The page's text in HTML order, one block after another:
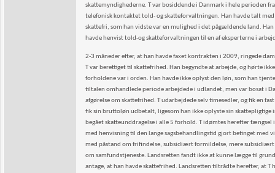
skattemyndighederne. T var bosiddende i Danmark i hele perioden
telefonisk kontaktet told- og skatteforvaltningen. Han havde talt
skattefri, som han vidste var en mulighed i det pågældende land.
havde henvist told-og skatteforvaltningen til en af eksperterne i
2-3 måneder efter, at han havde faxet kontrakten i 2009, ringede
T var berettiget til skattefrihed. Han begyndte at arbejde, og hørte
forholdene var i orden. Han havde ikke oplyst den løn, som han
tiltalen omhandlede periode arbejdede i udlandet, men var bosat i
afgørelse om skattefrihed. T udarbejdede selv timesedler, og fik en
fik sin bruttoløn udbetalt, ligesom han ikke oplyste sin
begået skatteunddragelse i alle 5 forhold. T idømtes herefter
med henvisning til den lange sagsbehandlingstid gjort betinget med
med påstand om frifindelse, subsidiært formildelse, mere subsidiært
om samfundstjeneste. Landsretten fandt ikke at kunne lægge til
antage, at han havde skattefrihed. Landsretten tiltrådte herefter, at